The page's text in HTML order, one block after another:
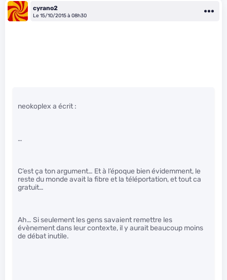
cyrano2
Le 15/10/2015 à 08h30
neokoplex a écrit :
…
C’est ça ton argument… Et à l’époque bien évidemment, le
reste du monde avait la fibre et la téléportation, et tout ca
gratuit…
Ah… Si seulement les gens savaient remettre les
évènement dans leur contexte, il y aurait beaucoup moins
de débat inutile.